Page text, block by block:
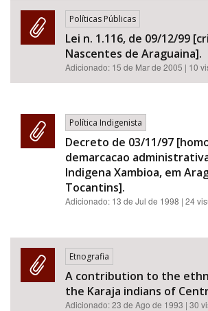
Tema
Área de Levantamento
Área Protegida
Políticas Públicas
Lei n. 1.116, de 09/12/99
Nascentes de Araguaina].
Adicionado: 15 de Mar de 2005 | 10
Política Indigenista
Decreto de 03/11/97
demarcacao
Indigena Xambioa, em
Tocantins].
Adicionado: 13 de Jul de 1998 | 24
Etnografia
A contribution to the
the Karaja indians of
Adicionado:23 de Ago de 1993 | 30